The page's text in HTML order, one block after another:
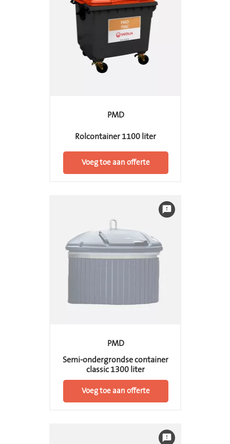
PMD
Rolcontainer 1100 liter
Voeg toe aan offerte
feedback
PMD
Semi-ondergrondse container
classic 1300 liter
Voeg toe aan offerte
feedback